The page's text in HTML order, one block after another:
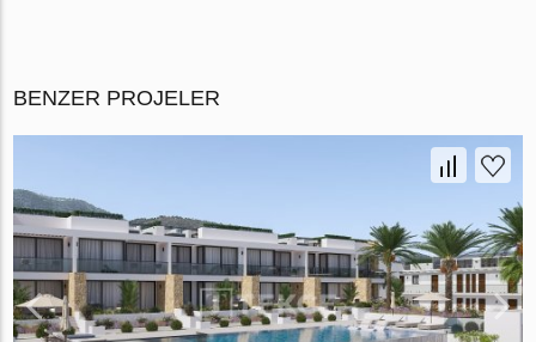
BENZER PROJELER